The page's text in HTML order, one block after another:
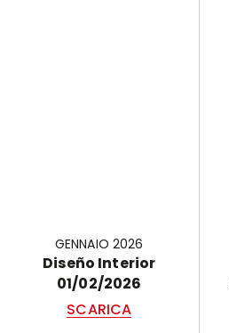
GENNAIO 2026
Diseño Interior
01/02/2026
SCARICA